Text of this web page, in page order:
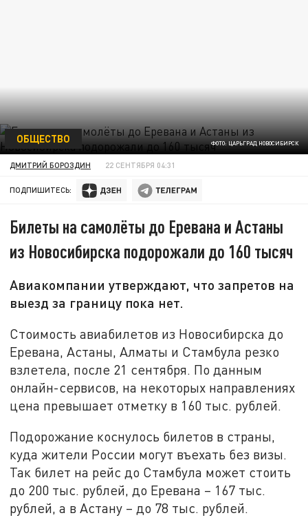
ФОТО: ЦАРЬГРАД НОВОСИБИРСК
ОБЩЕСТВО
ДМИТРИЙ БОРОЗДИН 22 СЕНТЯБРЯ 04:31
ПОДПИШИТЕСЬ:
Билеты на самолёты до Еревана и Астаны
из Новосибирска подорожали до 160 тысяч
Авиакомпании утверждают, что запретов на
выезд за границу пока нет.
Стоимость авиабилетов из Новосибирска до
Еревана, Астаны, Алматы и Стамбула резко
взлетела, после 21 сентября. По данным
онлайн-сервисов, на некоторых направлениях
цена превышает отметку в 160 тыс. рублей.
Подорожание коснулось билетов в страны,
куда жители России могут въехать без визы.
Так билет на рейс до Стамбула может стоить
до 200 тыс. рублей, до Еревана – 167 тыс.
рублей, а в Астану – до 78 тыс. рублей.